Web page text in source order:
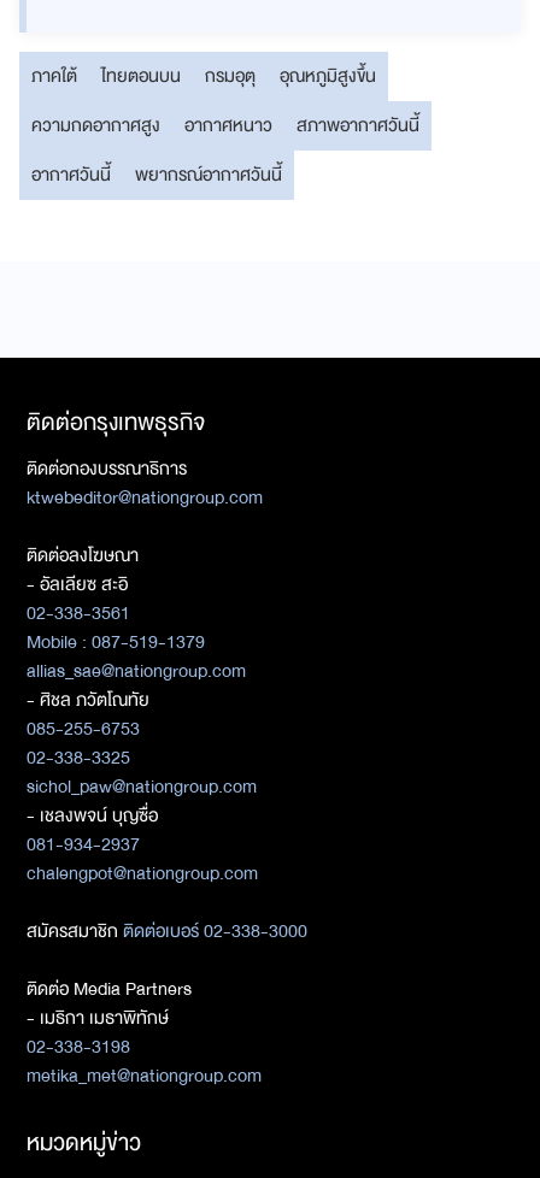
ภาคใต้ ไทยตอนบน กรมอุตุ
อุณหภูมิสูงขึ้น
ความกดอากาศสูง
อากาศหนาว
สภาพอากาศวันนี้
อากาศวันนี้
พยากรณ์อากาศวันนี้
ติดต่อกรุงเทพธุรกิจ
ติดต่อกองบรรณาธิการ
ktwebeditor@nationgroup.com
ติดต่อลงโฆษณา
- อัลเลียซ สะอิ
02-338-3561
Mobile : 087-519-1379
allias_sae@nationgroup.com
- ศิชล ภวัตโณทัย
085-255-6753
02-338-3325
sichol_paw@nationgroup.com
- เชลงพจน์ บุญซื่อ
081-934-2937
chalengpot@nationgroup.com
สมัครสมาชิกติดต่อเบอร์ 02-338-3000
ติดต่อ Media Partners
- เมธิกา เมธาพิทักษ์
02-338-3198
metika_met@nationgroup.com
หมวดหมู่ข่าว